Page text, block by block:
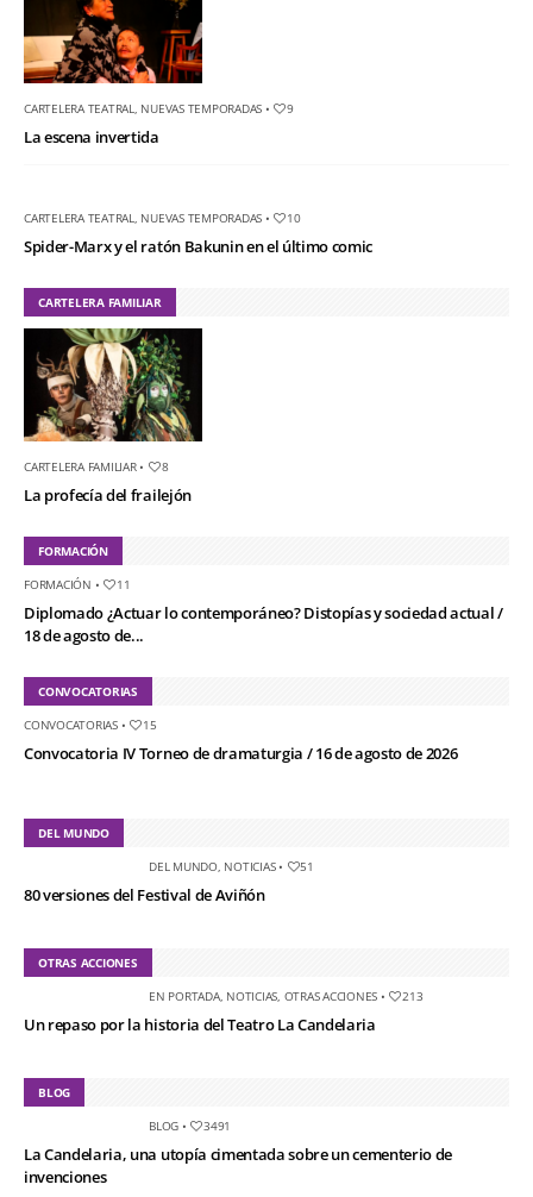
CARTELERA TEATRAL NUEVAS TEMPORADAS • 9
La escena invertida
CARTELERA TEATRAL NUEVAS TEMPORADAS • 10
Spider-Marx y el ratón Bakunin en el último comic
CARTELERA FAMILIAR
CARTELERA FAMILIAR• 8
La profecía del frailejón
FORMACIÓN
FORMACIÓN • 11
Diplomado ¿Actuar lo contemporáneo? Distopías y sociedad actual /
18 de agosto de...
CONVOCATORIAS
CONVOCATORIAS• 15
Convocatoria IV Torneo de dramaturgia / 16 de agosto de 2026
DEL MUNDO
DEL MUNDO, NOTICIAS• 51
80 versiones del Festival de Aviñón
OTRAS ACCIONES
EN PORTADA, NOTICIAS OTRAS ACCIONES • 213
Un repaso por la historia del Teatro La Candelaria
BLOG
BLOG • 3491
La Candelaria, una utopía cimentada sobre un cementerio de
invenciones